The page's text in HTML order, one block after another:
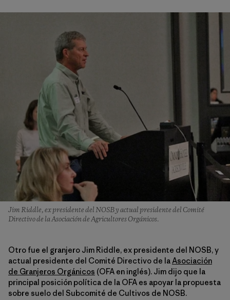
Jim Riddle, ex presidente del NOSB y actual presidente del Comité
Directivo de la Asociación de Agricultores Orgánicos.
Otro fue el granjero Jim Riddle, ex presidente del NOSB, y
actual presidente del Comité Directivo de la Asociación
de Granjeros Orgánicos (OFA en inglés). Jim dijo que la
principal posición política de la OFA es apoyar la propuesta
sobre suelo del Subcomité de Cultivos de NOSB.